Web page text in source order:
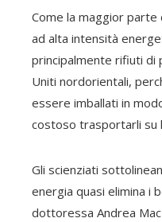
Come la maggior parte
ad alta intensità
principalmente rifiuti di
Uniti nordorientali,
essere imballati in
costoso trasportarli su
Gli scienziati
energia quasi elimina i
dottoressa Andrea